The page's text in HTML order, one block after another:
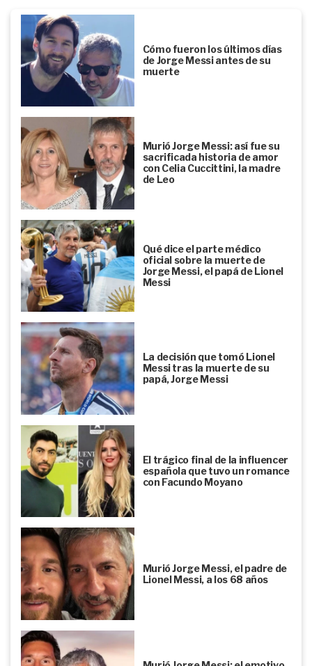
Cómo fueron los últimos días
de Jorge Messi antes de su
muerte
Murió Jorge Messi: así fue su
sacrificada historia de amor
con Celia Cuccittini, la madre
de Leo
Qué dice el parte médico
oficial sobre la muerte de
Jorge Messi, el papá de Lionel
Messi
La decisión que tomó Lionel
Messi tras la muerte de su
papá, Jorge Messi
El trágico final de la influencer
española que tuvo un romance
con Facundo Moyano
Murió Jorge Messi, el padre de
Lionel Messi, a los 68 años